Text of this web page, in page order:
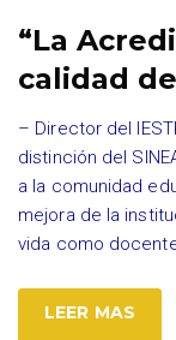
“La
calidad
– Director del
distinción del
a la comunidad
mejora de la
vida como
LEER MAS